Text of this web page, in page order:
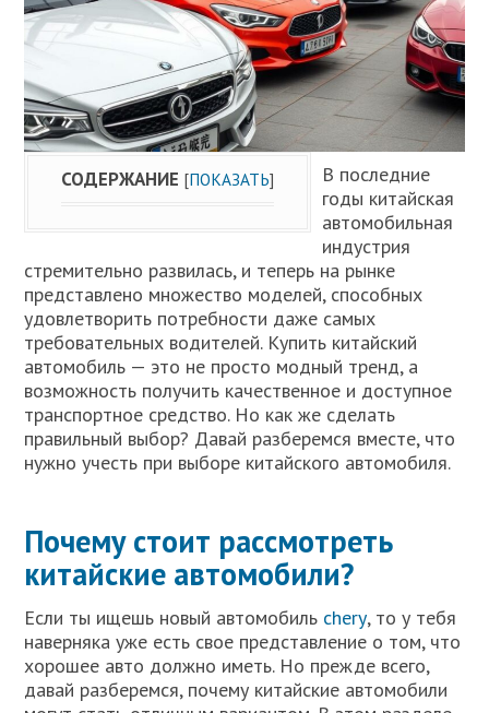
СОДЕРЖАНИЕ [ПОКАЗАТЬ]
В последние
годы китайская
автомобильная
индустрия
стремительно развилась, и теперь на рынке
представлено множество моделей, способных
удовлетворить потребности даже самых
требовательных водителей. Купить китайский
автомобиль — это не просто модный тренд, а
возможность получить качественное и доступное
транспортное средство. Но как же сделать
правильный выбор? Давай разберемся вместе, что
нужно учесть при выборе китайского автомобиля.
Почему стоит рассмотреть
китайские автомобили?
Если ты ищешь новый автомобиль chery, то у тебя
наверняка уже есть свое представление о том, что
хорошее авто должно иметь. Но прежде всего,
давай разберемся, почему китайские автомобили